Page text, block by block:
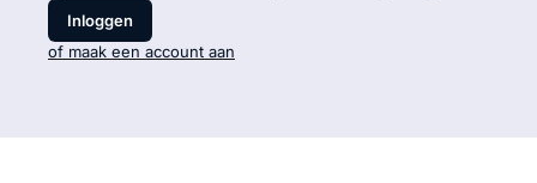
Inloggen
of maak een account aan